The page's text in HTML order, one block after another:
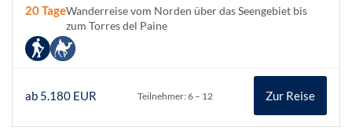
20 TageWanderreise vom Norden über das Seengebiet bis
zum Torres del Paine
ab 5.180 EUR Teilnehmer: 6 – 12 Zur Reise